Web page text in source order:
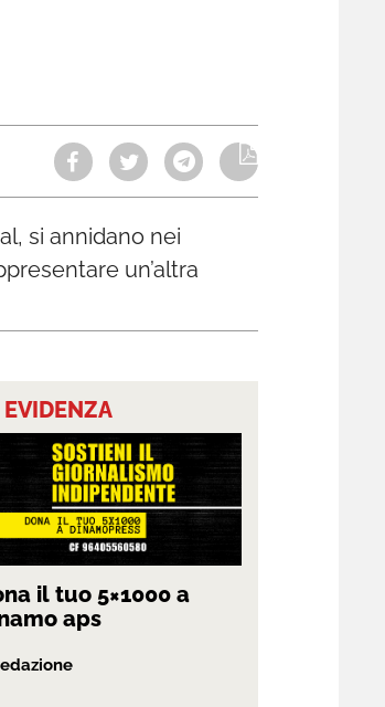
si annidano nei
un’altra
il tuo 5×1000 a
aps